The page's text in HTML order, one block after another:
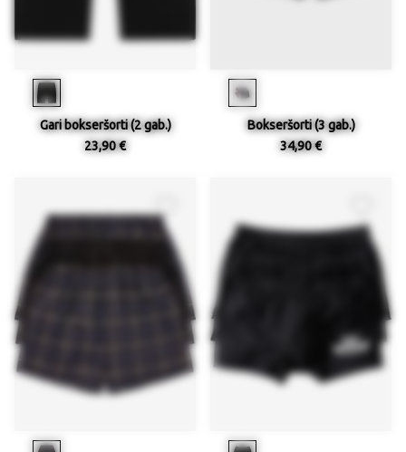
Gari bokseršorti (2 gab.)
23,90 €
Bokseršorti (3 gab.)
34,90 €